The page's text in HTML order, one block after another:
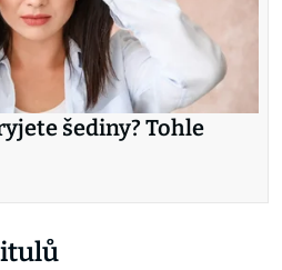
šediny? Tohle